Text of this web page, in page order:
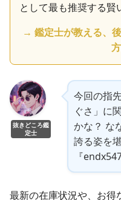
として最も推奨する賢
→ 鑑定士が教える、
抜きどころ鑑
定士
今回の指
ぐさ」に
かな？ な
誇る姿を
『
最新の在庫状況や、お得